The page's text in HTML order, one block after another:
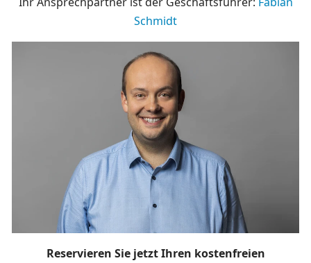
Schmidt
Reservieren Sie jetzt Ihren kostenfreien